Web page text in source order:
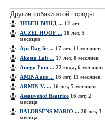
Другие собаки этой породы:
3ИБЕН ВИНД ... 12 лет
ACZEL HOOF ... 18 лет, 5
месяцев
Aju-Dag lie ... 17 лет, 11 месяцев
Akosta Lait ... 17 лет, 8 месяцев
Amigo Fom ... 22 года, 6 месяцев
AMINA aus ... 16 лет, 11 месяцев
ARMIN V. ... 16 лет, 5 месяцев
Assauvehof Beatrice 16 лет, 2
месяца
BALDRSENS MARIO ... 20 лет, 3
месяца